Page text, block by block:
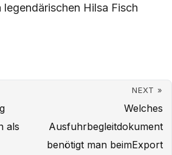
legendärischen Hilsa Fisch
als
NEXT »
Welches
Ausfuhrbegleitdokument
benötigt man beimExport